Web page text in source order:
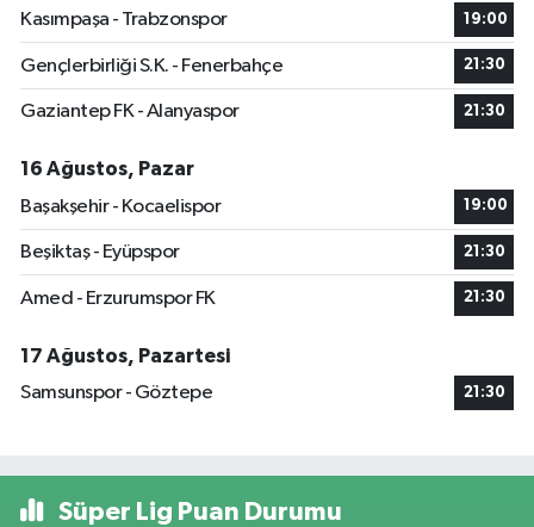
Kasımpaşa - Trabzonspor 19:00
Gençlerbirliği S.K. - Fenerbahçe 21:30
Gaziantep FK - Alanyaspor 21:30
16 Ağustos, Pazar
Başakşehir - Kocaelispor
19:00
Beşiktaş - Eyüpspor 21:30
Amed - Erzurumspor FK 21:30
17 Ağustos, Pazartesi
Samsunspor - Göztepe
21:30
Süper Lig Puan Durumu